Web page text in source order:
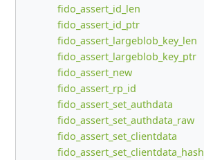
fido_assert_id_len
fido_assert_id_ptr
fido_assert_largeblob_key_len
fido_assert_largeblob_key_ptr
fido_assert_new
fido_assert_rp_id
fido_assert_set_authdata
fido_assert_set_authdata_raw
fido_assert_set_clientdata
fido_assert_set_clientdata_hash